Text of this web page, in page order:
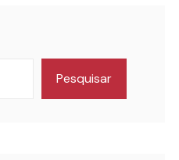
Pesquisar